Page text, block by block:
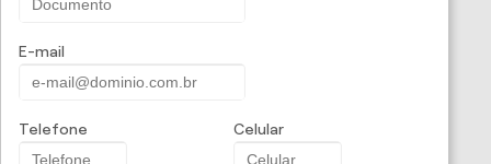
Premium
OSeguro Auto Premium
é um seguro único, criado
especialmente para carros de alto valor, a partir de R$
E-mail
Telefone Celular